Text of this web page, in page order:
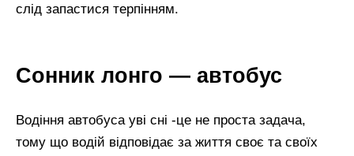
слід запастися терпінням.
Сонник лонго — автобус
Водіння автобуса уві сні -це не проста задача,
тому що водій відповідає за життя своє та своїх